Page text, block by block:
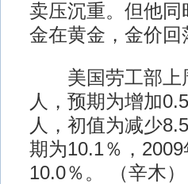
卖压沉重。但他
金在黄金，金价回
美国劳工部上
人，预期为增加
人，初值为减少
期为10.1％，
10.0％。 （辛木）